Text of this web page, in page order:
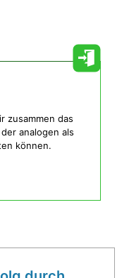
zusammen das
analogen als
können.